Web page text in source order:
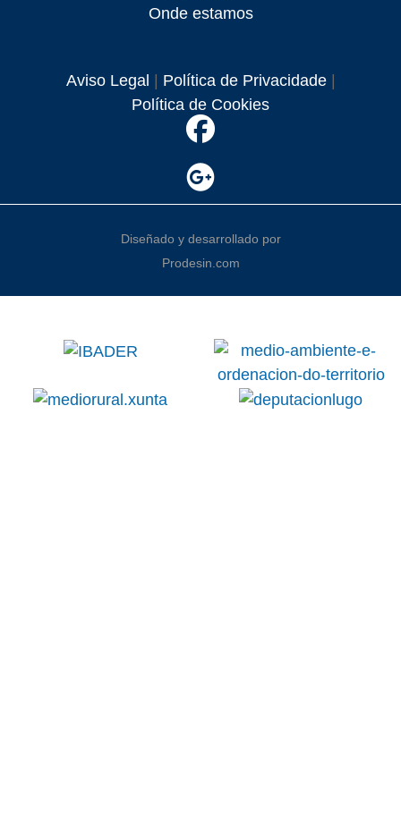
Onde estamos
Aviso Legal | Política de Privacidade|
Política de Cookies
Diseñado y desarrollado por
Prodesin.com